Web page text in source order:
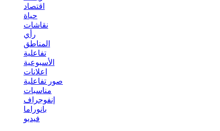
اقتصاد
حياة
نقاشات
رأي
المناطق
تفاعلية
الأسبوعية
اعلانات
صور تفاعلية
مناسبات
إنفوجراف
بانوراما
فيديو